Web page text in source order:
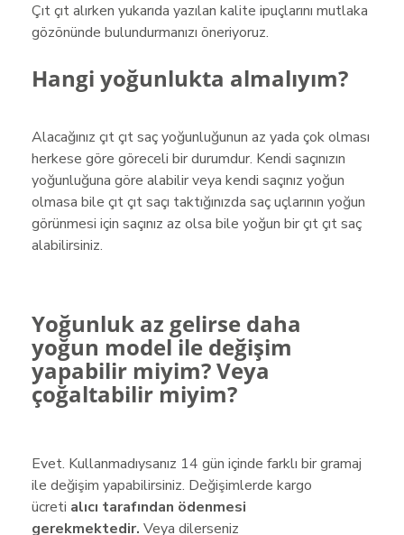
Çıt çıt alırken yukarıda yazılan kalite ipuçlarını mutlaka
gözönünde bulundurmanızı öneriyoruz.
Hangi yoğunlukta almalıyım?
Alacağınız çıt çıt saç yoğunluğunun az yada çok olması
herkese göre göreceli bir durumdur. Kendi saçınızın
yoğunluğuna göre alabilir veya kendi saçınız yoğun
olmasa bile çıt çıt saçı taktığınızda saç uçlarının yoğun
görünmesi için saçınız az olsa bile yoğun bir çıt çıt saç
alabilirsiniz.
Yoğunluk az gelirse daha
yoğun model ile değişim
yapabilir miyim? Veya
çoğaltabilir miyim?
Evet. Kullanmadıysanız 14 gün içinde farklı bir gramaj
ile değişim yapabilirsiniz. Değişimlerde kargo
ücreti alıcı tarafından ödenmesi
gerekmektedir. Veya dilerseniz